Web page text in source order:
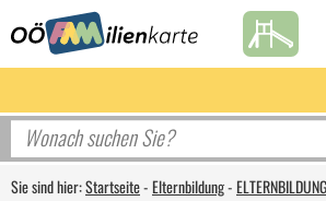
Sie sind hier:Startseite-Elternbildung-